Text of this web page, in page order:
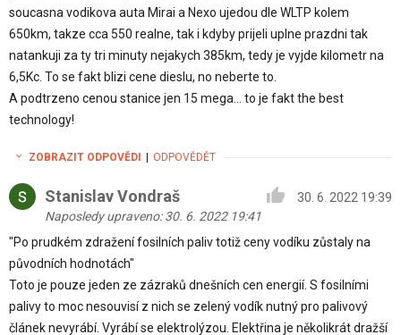
soucasna vodikova auta Mirai a Nexo ujedou dle WLTP kolem
650km, takze cca 550 realne, tak i kdyby prijeli uplne prazdni tak
natankuji za ty tri minuty nejakych 385km, tedy je vyjde kilometr na
6,5Kc. To se fakt blizi cene dieslu, no neberte to.
A podtrzeno cenou stanice jen 15 mega… to je fakt the best
technology!
ZOBRAZIT ODPOVĚDI ODPOVĚDĚT
Stanislav Vondraš
30. 6. 2022 19:39
Naposledy upraveno: 30. 6. 2022 19:41
"Po prudkém zdražení fosilních paliv totiž ceny vodíku zůstaly na
původních hodnotách"
Toto je pouze jeden ze zázraků dnešních cen energií. S fosilními
palivy to moc nesouvisí z nich se zelený vodík nutný pro palivový
článek nevyrábí. Vyrábí se elektrolýzou. Elektřina je několikrát dražší